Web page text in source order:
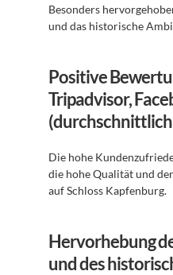
Besonders
und das historische
Positive
Tripadvisor,
Die hohe
die hohe Qualität und
auf Schloss Kapfenburg.
Hervorhebung
und des